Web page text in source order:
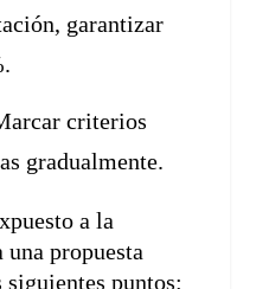
garantizar
criterios
gradualmente.
a la
propuesta
puntos: